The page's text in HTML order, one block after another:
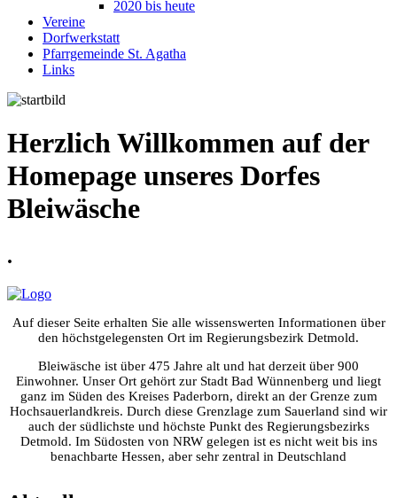
2020 bis heute
Vereine
Dorfwerkstatt
Pfarrgemeinde St. Agatha
Links
Herzlich Willkommen auf der
Homepage unseres Dorfes
Bleiwäsche
.
Auf dieser Seite erhalten Sie alle wissenswerten Informationen über
den höchstgelegensten Ort im Regierungsbezirk Detmold.
Bleiwäsche ist über 475 Jahre alt und hat derzeit über 900
Einwohner. Unser Ort gehört zur Stadt Bad Wünnenberg und liegt
ganz im Süden des Kreises Paderborn, direkt an der Grenze zum
Hochsauerlandkreis. Durch diese Grenzlage zum Sauerland sind wir
auch der südlichste und höchste Punkt des Regierungsbezirks
Detmold. Im Südosten von NRW gelegen ist es nicht weit bis ins
benachbarte Hessen, aber sehr zentral in Deutschland